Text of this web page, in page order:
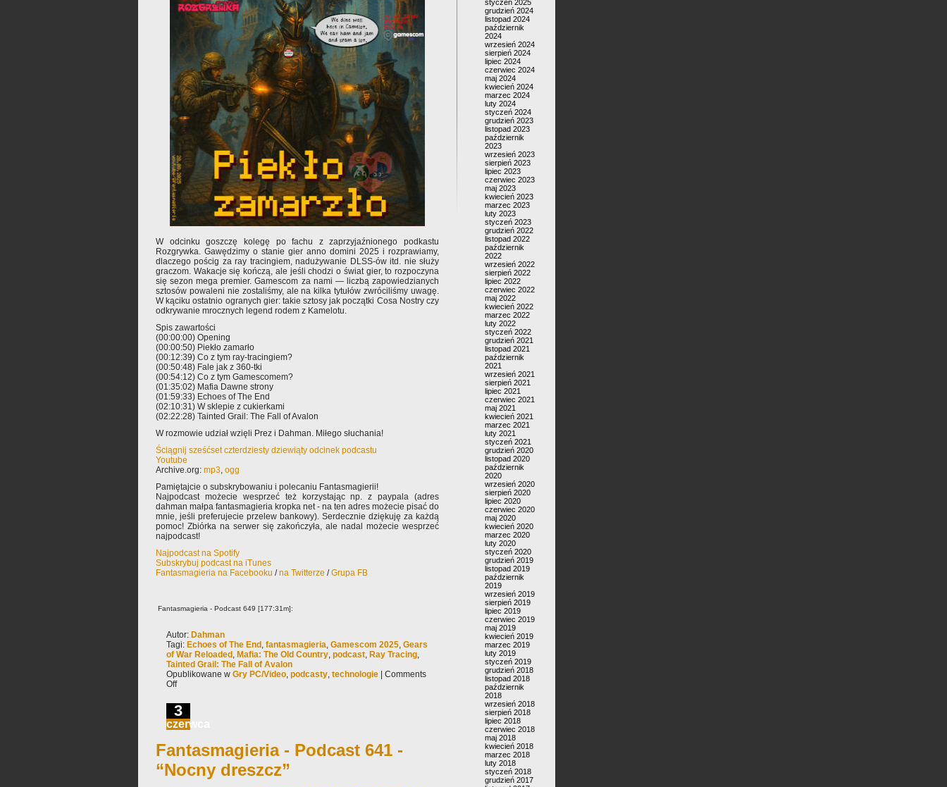
W odcinku goszczę kolegę po fachu z zaprzyjaźnionego podkastu
Rozgrywka. Gawędzimy o stanie gier anno domini 2025 i rozprawiamy,
dlaczego pościg za ray tracingiem, nadużywanie DLSS-ów itd. nie służy
graczom. Wakacje się kończą, ale jeśli chodzi o świat gier, to rozpoczyna
się sezon mega premier. Gamescom za nami — liczbą zapowiedzianych
sztosów powaleni nie zostaliśmy, ale na kilka tytułów zwróciliśmy uwagę.
W kąciku ostatnio ogranych gier: takie sztosy jak początki Cosa Nostry czy
odkrywanie mrocznych legend rodem z Kamelotu.
Spis zawartości
(00:00:00) Opening
(00:00:50) Piekło zamarło
(00:12:39) Co z tym ray-tracingiem?
(00:50:48) Fale jak z 360-tki
(00:54:12) Co z tym Gamescomem?
(01:35:02) Mafia Dawne strony
(01:59:33) Echoes of The End
(02:10:31) W sklepie z cukierkami
(02:22:28) Tainted Grail: The Fall of Avalon
W rozmowie udział wzięli Prez i Dahman. Miłego słuchania!
Ściągnij sześćset czterdziesty dziewiąty odcinek podcastu
Youtube
Archive.org: mp3, ogg
Pamiętajcie o subskrybowaniu i polecaniu Fantasmagierii!
Najpodcast możecie wesprzeć też korzystając np. z paypala (adres
dahman małpa fantasmagieria kropka net - na ten adres możecie pisać do
mnie, jeśli preferujecie przelew bankowy). Serdecznie dziękuję za każdą
pomoc! Zbiórka na serwer się zakończyła, ale nadal możecie wesprzeć
najpodcast!
Najpodcast na Spotify
Subskrybuj podcast na iTunes
Fantasmagieria na Facebooku /na Twitterze /Grupa FB
Fantasmagieria - Podcast 649 [177:31m]:
Autor: Dahman
Tagi: Echoes of The End , fantasmagieria, Gamescom 2025, Gears
of War Reloaded , Mafia: The Old Country, podcast, Ray Tracing,
Tainted Grail: The Fall of Avalon
Opublikowane w Gry PC/Video, podcasty, technologie
Comments
Off
3
czerwca
Fantasmagieria - Podcast 641 -
“Nocny dreszcz”
styczeń 2025
grudzień 2024
listopad 2024
październik
2024
wrzesień 2024
sierpień 2024
lipiec 2024
czerwiec 2024
maj 2024
kwiecień 2024
marzec 2024
luty 2024
styczeń 2024
grudzień 2023
listopad 2023
październik
2023
wrzesień 2023
sierpień 2023
lipiec 2023
czerwiec 2023
maj 2023
kwiecień 2023
marzec 2023
luty 2023
styczeń 2023
grudzień 2022
listopad 2022
październik
2022
wrzesień 2022
sierpień 2022
lipiec 2022
czerwiec 2022
maj 2022
kwiecień 2022
marzec 2022
luty 2022
styczeń 2022
grudzień 2021
listopad 2021
październik
2021
wrzesień 2021
sierpień 2021
lipiec 2021
czerwiec 2021
maj 2021
kwiecień 2021
marzec 2021
luty 2021
styczeń 2021
grudzień 2020
listopad 2020
październik
2020
wrzesień 2020
sierpień 2020
lipiec 2020
czerwiec 2020
maj 2020
kwiecień 2020
marzec 2020
luty 2020
styczeń 2020
grudzień 2019
listopad 2019
październik
2019
wrzesień 2019
sierpień 2019
lipiec 2019
czerwiec 2019
maj 2019
kwiecień 2019
marzec 2019
luty 2019
styczeń 2019
grudzień 2018
listopad 2018
październik
2018
wrzesień 2018
sierpień 2018
lipiec 2018
czerwiec 2018
maj 2018
kwiecień 2018
marzec 2018
luty 2018
styczeń 2018
grudzień 2017